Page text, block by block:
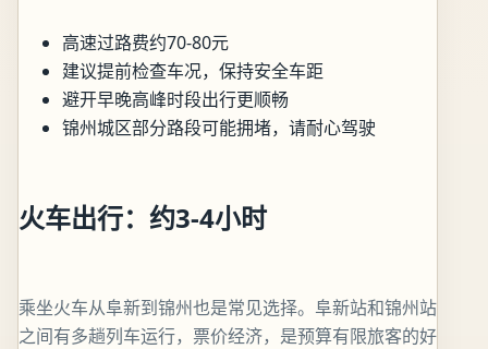
高速过路费约70-80元
建议提前检查车况，保持安全车距
避开早晚高峰时段出行更顺畅
锦州城区部分路段可能拥堵，请耐心驾驶
火车出行：约3-4小时
乘坐火车从阜新到锦州也是常见选择。阜新站和锦州站
之间有多趟列车运行，票价经济，是预算有限旅客的好